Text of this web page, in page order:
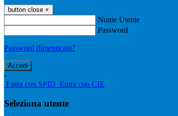
button close ×
Nome Utente
Password
Password dimenticata?
-
Entra con SPID Entra con CIE
Seleziona utente